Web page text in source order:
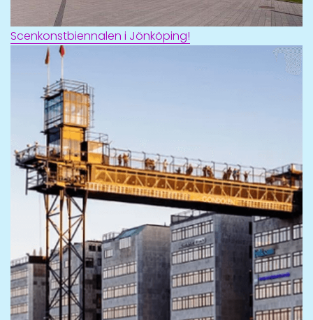
Scenkonstbiennalen i Jönköping!